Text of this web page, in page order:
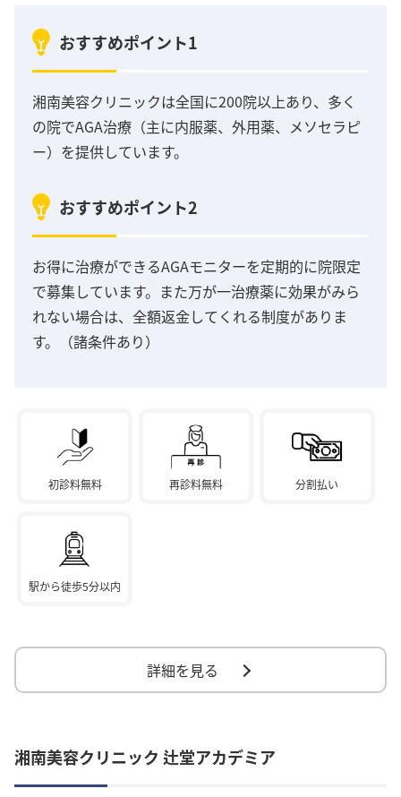
おすすめポイント1
湘南美容クリニックは全国に200院以上あり、多く
の院でAGA治療（主に内服薬、外用薬、メソセラピ
ー）を提供しています。
おすすめポイント2
お得に治療ができるAGAモニターを定期的に院限定
で募集しています。また万が一治療薬に効果がみら
れない場合は、全額返金してくれる制度がありま
す。（諸条件あり）
初診料無料 再診料無料 分割払い
駅から徒歩5分以内
詳細を見る
湘南美容クリニック 辻堂アカデミア